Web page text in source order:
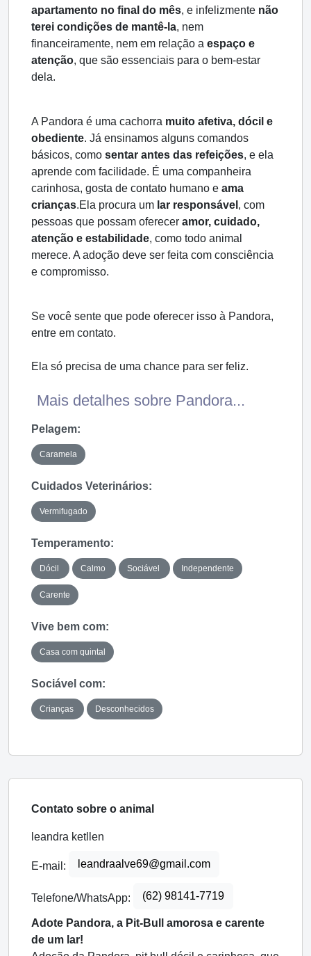
apartamento no final do mês, e infelizmente não
terei condições de mantê-la, nem
financeiramente, nem em relação a espaço e
atenção, que são essenciais para o bem-estar
dela.
A Pandora é uma cachorra muito afetiva, dócil e
obediente. Já ensinamos alguns comandos
básicos, como sentar antes das refeições, e ela
aprende com facilidade. É uma companheira
carinhosa, gosta de contato humano e ama
crianças.Ela procura um lar responsável , com
pessoas que possam oferecer amor, cuidado,
atenção e estabilidade, como todo animal
merece. A adoção deve ser feita com consciência
e compromisso.
Se você sente que pode oferecer isso à Pandora,
entre em contato.
Ela só precisa de uma chance para ser feliz.
Mais detalhes sobre Pandora...
Pelagem:
Caramela
Cuidados Veterinários:
Vermifugado
Temperamento:
Dócil Calmo Sociável Independente
Carente
Vive bem com:
Casa com quintal
Sociável com:
Crianças Desconhecidos
Contato sobre o animal
leandra ketllen
E-mail: leandraalve69@gmail.com
Telefone/WhatsApp: (62) 98141-7719
Adote Pandora, a Pit-Bull amorosa e carente
de um lar!